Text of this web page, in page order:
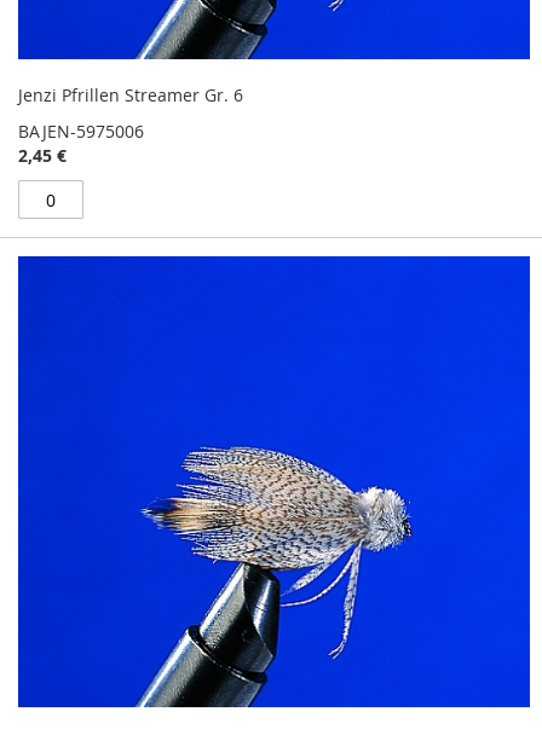
Jenzi Pfrillen Streamer Gr. 6
BAJEN-5975006
2,45 €